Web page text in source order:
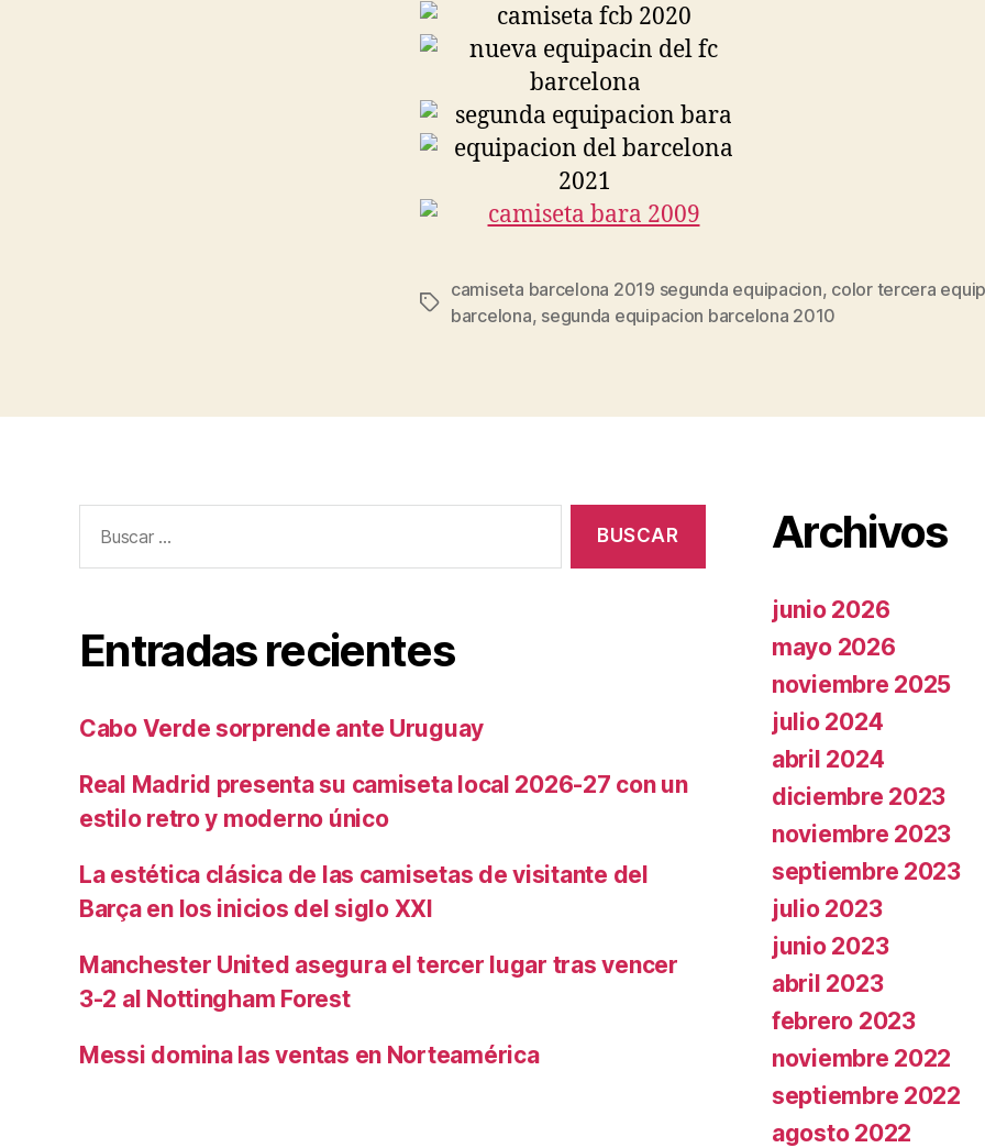
Etiquetas
camiseta barcelona 2019 segunda equipacion, color tercera
barcelona, segunda equipacion barcelona 2010
Entradas recientes
Cabo Verde sorprende ante Uruguay
Real Madrid presenta su camiseta local 2026-27 con un
estilo retro y moderno único
La estética clásica de las camisetas de visitante del
Barça en los inicios del siglo XXI
Manchester United asegura el tercer lugar tras vencer
3-2 al Nottingham Forest
Messi domina las ventas en Norteamérica
Archivos
junio 2026
mayo 2026
noviembre 2025
julio 2024
abril 2024
diciembre 2023
noviembre 2023
septiembre 2023
julio 2023
junio 2023
abril 2023
febrero 2023
noviembre 2022
septiembre 2022
agosto 2022